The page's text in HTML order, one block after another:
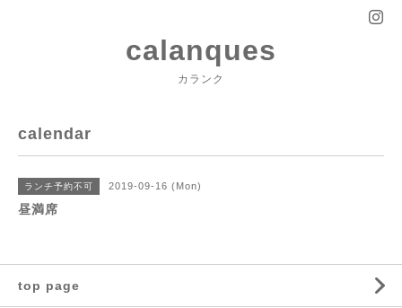
calanques
カランク
calendar
ランチ予約不可 2019-09-16 (Mon)
昼満席
top page